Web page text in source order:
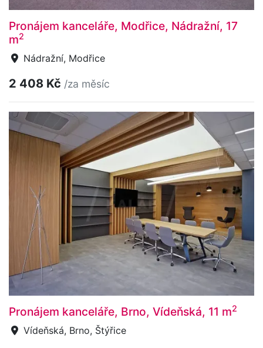
Pronájem kanceláře, Modřice, Nádražní, 17
m2
Nádražní, Modřice
2 408 Kč /za měsíc
Pronájem kanceláře, Brno, Vídeňská, 11 m2
Vídeňská, Brno, Štýřice